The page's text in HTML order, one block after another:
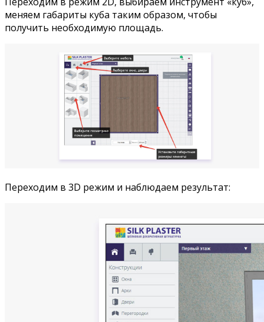
меняем габариты куба таким образом, чтобы
получить необходимую площадь.
Переходим в 3D режим и наблюдаем результат: